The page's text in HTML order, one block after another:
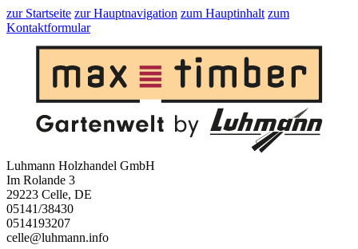
zur Startseite zur Hauptnavigation zum Hauptinhalt zum
Kontaktformular
Luhmann Holzhandel GmbH
Im Rolande 3
29223 Celle, DE
05141/38430
0514193207
celle@luhmann.info